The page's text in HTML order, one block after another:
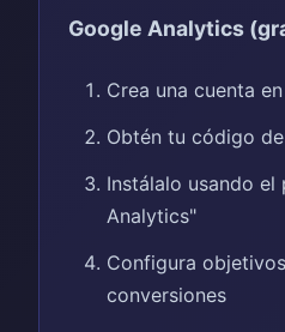
Google Analytics
Crea una cuenta
Obtén tu código
Instálalo usando el
Analytics"
Configura
conversiones